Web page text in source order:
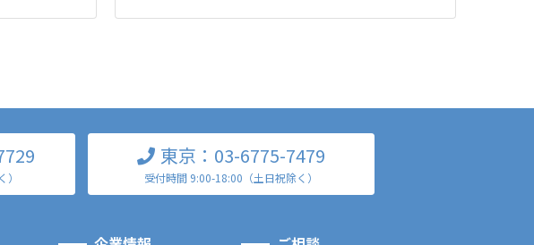
東京：03-6775-7479
受付時間 9:00-18:00（土日祝除く）